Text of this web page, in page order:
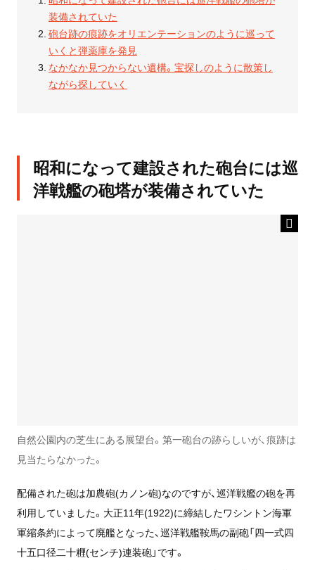
装備されていた
砲台跡の痕跡をオリエンテーションのように巡って
いくと弾薬庫を発見
なかなか見つからない遺構。宝探しのように散策し
ながら探していく
昭和になって建設された砲台には巡
洋戦艦の砲塔が装備されていた
自然公園内の芝生にある展望台。第一砲台の跡らしいが、痕跡は
見当たらなかった。
配備された砲は加農砲(カノン砲)なのですが、巡洋戦艦の砲を再
利用していました。大正11年(1922)に締結したワシントン海軍
軍縮条約によって廃艦となった、巡洋戦艦鞍馬の副砲「四一式四
十五口径二十糎(センチ)連装砲」です。